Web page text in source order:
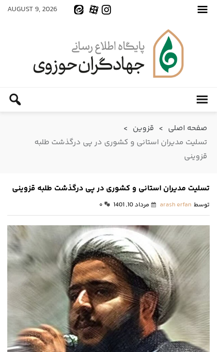
AUGUST 9, 2026
صفحه اصلی > قزوین >
تسلیت مدیران استانی و کشوری در پی درگذشت طلبه
قزوینی
تسلیت مدیران استانی و کشوری در پی درگذشت طلبه قزوینی
توسط arash erfan مرداد 10, 1401 ۰